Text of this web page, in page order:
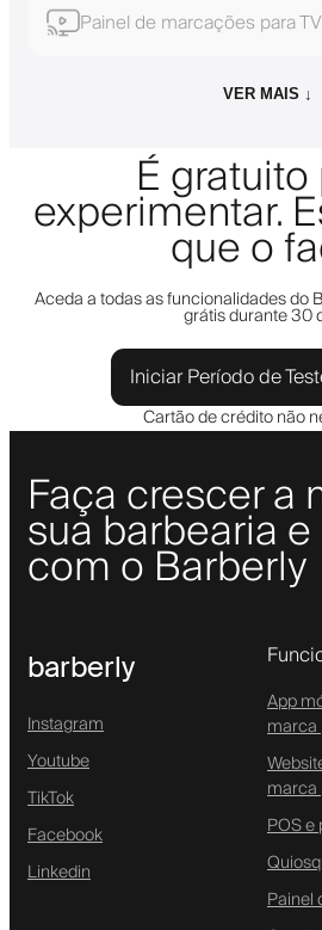
Painel de marcações para TV
VER MAIS ↓
É
experimentar.
que o
Aceda a todas as funcionalidades do
grátis durante 30
Iniciar Período de
Cartão de crédito não
Faça crescer a
sua barbearia
com o Barberly
barberly
Instagram
Youtube
TikTok
Facebook
Linkedin
App
marca
marca
POS
Painel